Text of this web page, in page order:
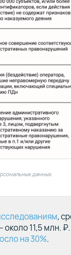
данных.
,
около 11,5 млн.
на 30%.